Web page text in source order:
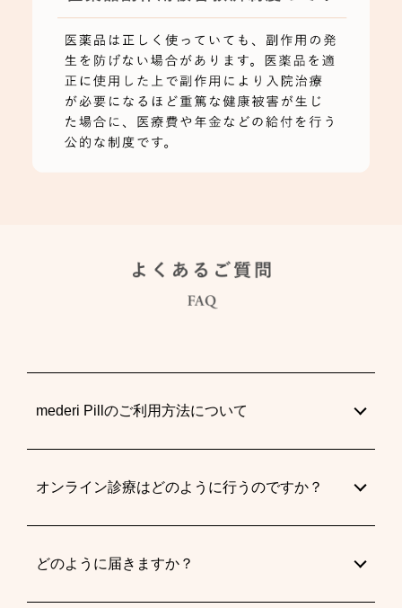
mederi Pillのご利用方法について
オンライン診療はどのように行うのですか？
どのように届きますか？